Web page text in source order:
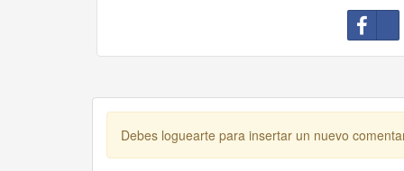
Debes loguearte para insertar un nuevo